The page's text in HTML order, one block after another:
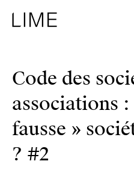
Code des
associations
fausse »
? #2